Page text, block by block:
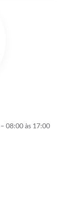
08:00 às 17:00